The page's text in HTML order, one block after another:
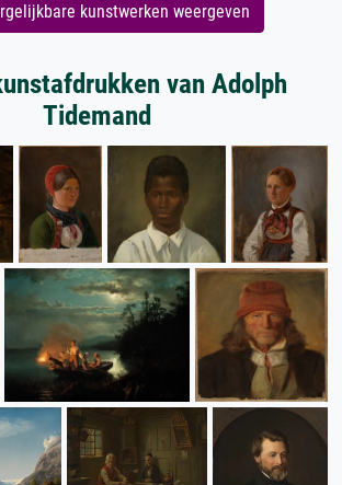
kunstwerken weergeven
van Adolph
Tidemand